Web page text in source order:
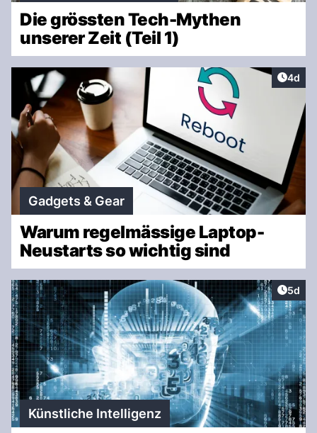
Die grössten Tech-Mythen
unserer Zeit (Teil 1)
4d
Gadgets & Gear
Warum regelmässige Laptop-
Neustarts so wichtig sind
5d
Künstliche Intelligenz